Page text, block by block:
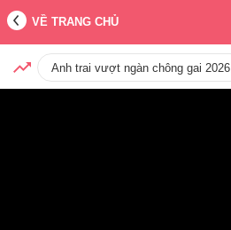
VỀ TRANG CHỦ
Anh trai vượt ngàn chông gai 2026